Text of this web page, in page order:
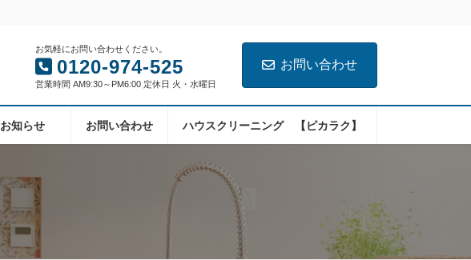
お気軽にお問い合わせください。
0120-974-525
営業時間 AM9:30～PM6:00 定休日 火・水曜日
お問い合わせ
お知らせ お問い合わせ ハウスクリーニング 【ピカラク】